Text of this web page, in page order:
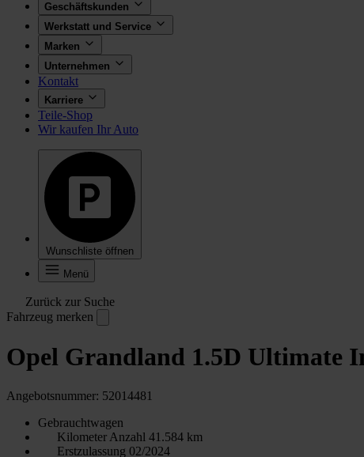
Geschäftskunden
Werkstatt und Service
Marken
Unternehmen
Kontakt
Karriere
Teile-Shop
Wir kaufen Ihr Auto
Wunschliste öffnen
Menü
Zurück zur Suche
Fahrzeug merken
Opel Grandland 1.5D Ultimate
Angebotsnummer: 52014481
Gebrauchtwagen
Kilometer Anzahl 41.584 km
Erstzulassung 02/2024